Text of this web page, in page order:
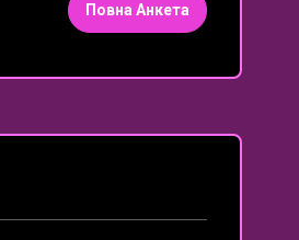
Повна Анкета